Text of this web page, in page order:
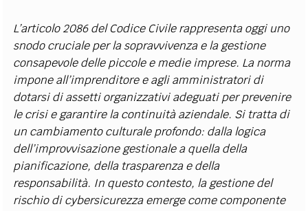
L’articolo 2086 del Codice Civile rappresenta oggi uno
snodo cruciale per la sopravvivenza e la gestione
consapevole delle piccole e medie imprese. La norma
impone all’imprenditore e agli amministratori di
dotarsi di assetti organizzativi adeguati per prevenire
le crisi e garantire la continuità aziendale. Si tratta di
un cambiamento culturale profondo: dalla logica
dell’improvvisazione gestionale a quella della
pianificazione, della trasparenza e della
responsabilità. In questo contesto, la gestione del
rischio di cybersicurezza emerge come componente